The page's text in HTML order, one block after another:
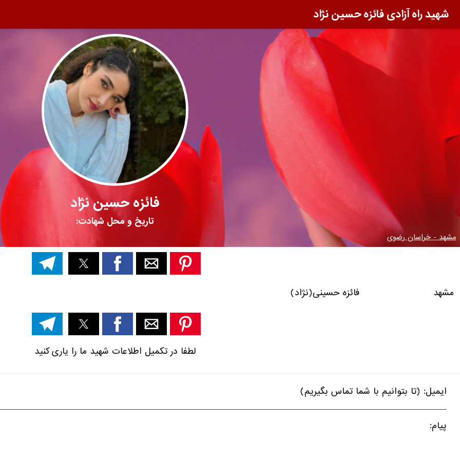
شهید راه آزادی فائزه حسین نژاد
فائزه حسین نژاد
تاریخ و محل شهادت:
مشهد - خراسان رضوی
مشهد فائزه حسینی(نژاد)
لطفا در تکمیل اطلاعات شهید ما را یاری کنید
ایمیل: (تا بتوانیم با شما تماس بگیریم)
پیام: